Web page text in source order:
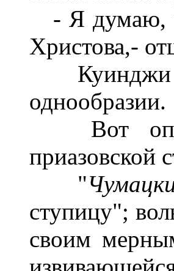
- Я думаю,
Христова,-
Куинджи
однообразии.
Вот
приазовской
"
ступицу";
своим